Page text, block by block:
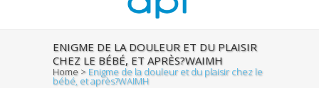
ENIGME DE LA DOULEUR ET DU PLAISIR
CHEZ LE BÉBÉ, ET APRÈS?WAIMH
Home > Enigme de la douleur et du plaisir chez le
bébé, et après?WAIMH